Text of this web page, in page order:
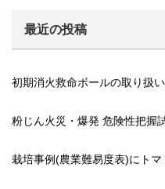
最近の投稿
初期消火救命ボールの取り扱
粉じん火災・爆発 危険性把握
栽培事例(農業難易度表)にトマ